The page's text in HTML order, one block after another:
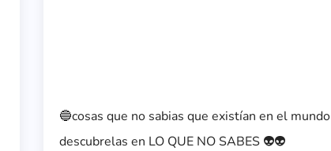
🔵cosas que no sabias que existían en el mundo
descubrelas en LO QUE NO SABES 👽👽